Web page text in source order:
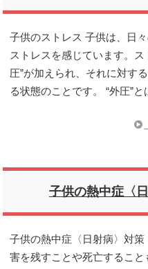
子供のストレス 子供は、日
ストレスを感じています。
圧”が加えられ、それに対す
る状態のことです。 “外圧”
子供の熱中症〈
子供の熱中症〈日射病〉対
害を残すことや死亡するこ